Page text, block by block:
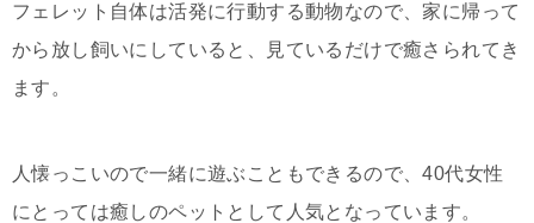
フェレット自体は活発に行動する動物なので、家に帰って
から放し飼いにしていると、見ているだけで癒さられてき
ます。
人懐っこいので一緒に遊ぶこともできるので、40代女性
にとっては癒しのペットとして人気となっています。